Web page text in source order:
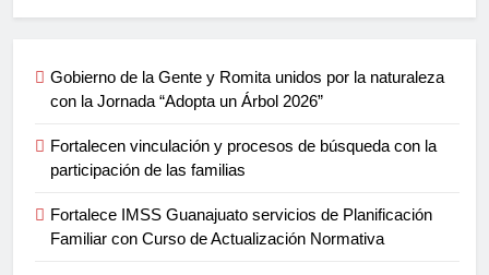
Gobierno de la Gente y Romita unidos por la naturaleza
con la Jornada “Adopta un Árbol 2026”
Fortalecen vinculación y procesos de búsqueda con la
participación de las familias
Fortalece IMSS Guanajuato servicios de Planificación
Familiar con Curso de Actualización Normativa